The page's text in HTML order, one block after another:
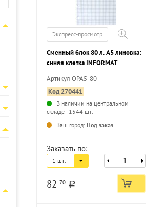
Экспресс-просмотр
Сменный блок 80 л. А5 линовка:
синяя клетка INFORMAT
Артикул OPA5-80
Код 270441
В наличии на центральном
складе - 1544 шт.
Ваш город: Под заказ
Заказать по:
1 шт.
82 70 a